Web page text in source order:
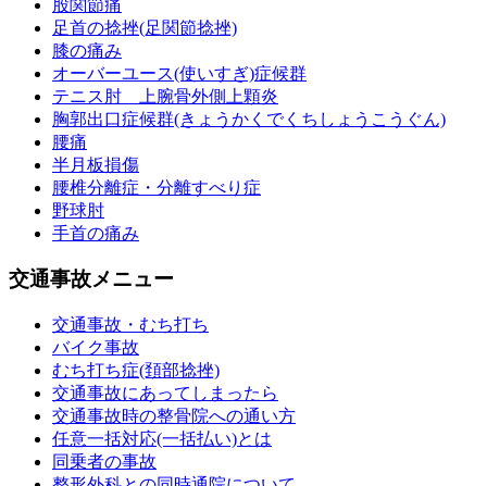
股関節痛
足首の捻挫(足関節捻挫)
膝の痛み
オーバーユース(使いすぎ)症候群
テニス肘 上腕骨外側上顆炎
胸郭出口症候群(きょうかくでくちしょうこうぐん)
腰痛
半月板損傷
腰椎分離症・分離すべり症
野球肘
手首の痛み
交通事故メニュー
交通事故・むち打ち
バイク事故
むち打ち症(頚部捻挫)
交通事故にあってしまったら
交通事故時の整骨院への通い方
任意一括対応(一括払い)とは
同乗者の事故